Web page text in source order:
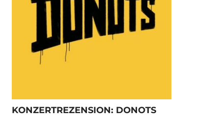
KONZERTREZENSION: DONOTS